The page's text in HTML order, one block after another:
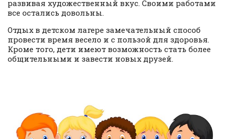
развивая художественный вкус. Своими работами
все остались довольны.
Отдых в детском лагере замечательный способ
провести время весело и с пользой для здоровья.
Кроме того, дети имеют возможность стать более
общительными и завести новых друзей.